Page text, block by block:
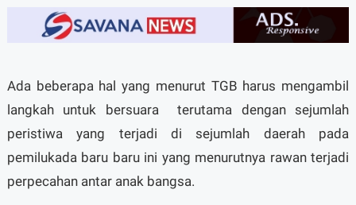
Ada beberapa hal yang menurut TGB harus mengambil
langkah untuk bersuara terutama dengan sejumlah
peristiwa yang terjadi di sejumlah daerah pada
pemilukada baru baru ini yang menurutnya rawan terjadi
perpecahan antar anak bangsa.